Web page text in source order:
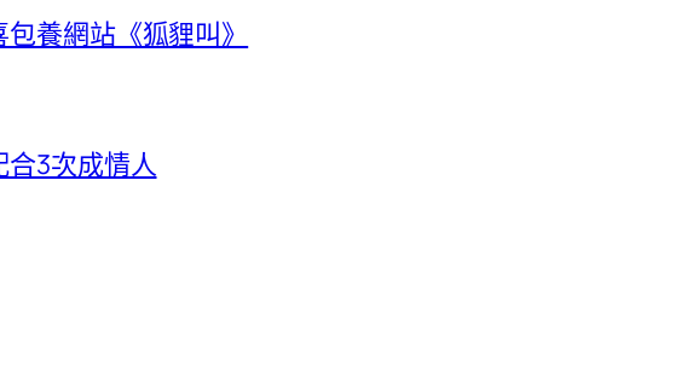
養網站《狐貍叫》
3次成情人